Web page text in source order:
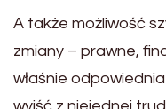
A także możliwość
zmiany – prawne,
właśnie